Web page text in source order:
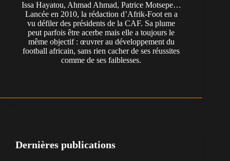
Issa Hayatou, Ahmad Ahmad, Patrice Motsepe…
Lancée en 2010, la rédaction d’Afrik-Foot en a
vu défiler des présidents de la CAF. Sa plume
peut parfois être acerbe mais elle a toujours le
même objectif : œuvrer au développement du
football africain, sans rien cacher de ses réussites
comme de ses faiblesses.
Dernières publications